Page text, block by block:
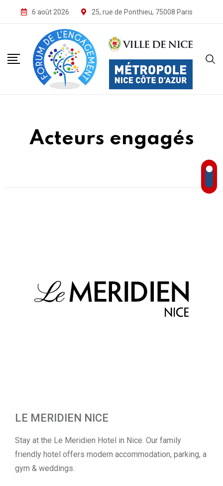
6 août 2026 25, rue de Ponthieu, 75008 Paris
Acteurs engagés
LE MERIDIEN NICE
Stay at the Le Meridien Hotel in Nice. Our family
friendly hotel offers modern accommodation, parking, a
gym & weddings.